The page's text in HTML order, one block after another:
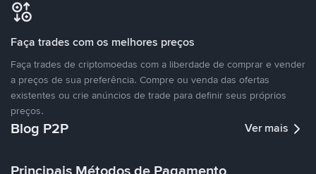
Faça trades com os melhores preços
Faça trades de criptomoedas com a liberdade de comprar e vender
a preços de sua preferência. Compre ou venda das ofertas
existentes ou crie anúncios de trade para definir seus próprios
preços.
Blog P2P Ver mais